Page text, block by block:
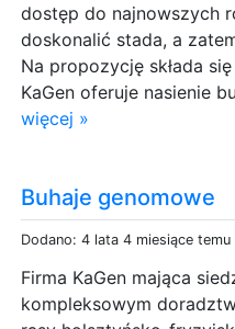
dostęp do najnowszych
doskonalić stada, a
Na propozycję składa
KaGen oferuje nasienie
więcej »
Buhaje genomowe
Dodano: 4 lata 4 miesiące temu
Firma KaGen mająca
kompleksowym